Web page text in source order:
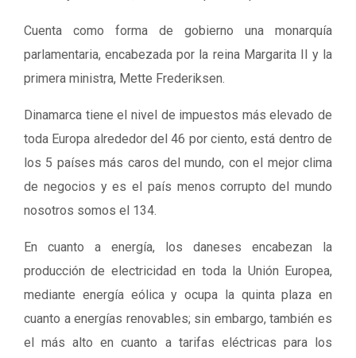
Cuenta como forma de gobierno una monarquía
parlamentaria, encabezada por la reina Margarita II y la
primera ministra, Mette Frederiksen.
Dinamarca tiene el nivel de impuestos más elevado de
toda Europa alrededor del 46 por ciento, está dentro de
los 5 países más caros del mundo, con el mejor clima
de negocios y es el país menos corrupto del mundo
nosotros somos el 134.
En cuanto a energía, los daneses encabezan la
producción de electricidad en toda la Unión Europea,
mediante energía eólica y ocupa la quinta plaza en
cuanto a energías renovables; sin embargo, también es
el más alto en cuanto a tarifas eléctricas para los